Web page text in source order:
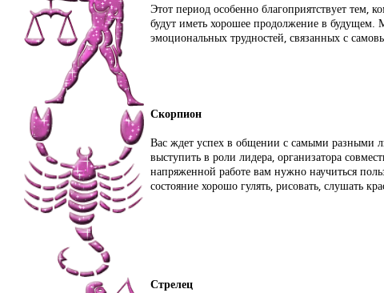
Этот период особенно благоприятствует тем,
будут иметь хорошее продолжение в будущем.
эмоциональных трудностей, связанных с
Скорпион
Вас ждет успех в общении с самыми разными
выступить в роли лидера, организатора
напряженной работе вам нужно научиться
состояние хорошо гулять, рисовать, слушать
Стрелец